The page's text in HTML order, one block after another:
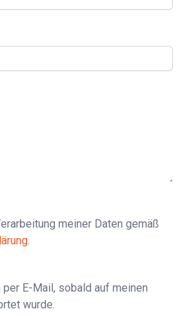
meiner Daten gemäß
.
E-Mail, sobald auf meinen
wurde.